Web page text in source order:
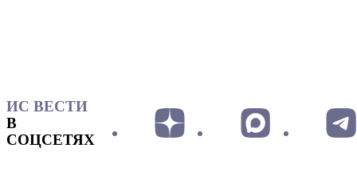
ИС ВЕСТИ
В
СОЦСЕТЯХ